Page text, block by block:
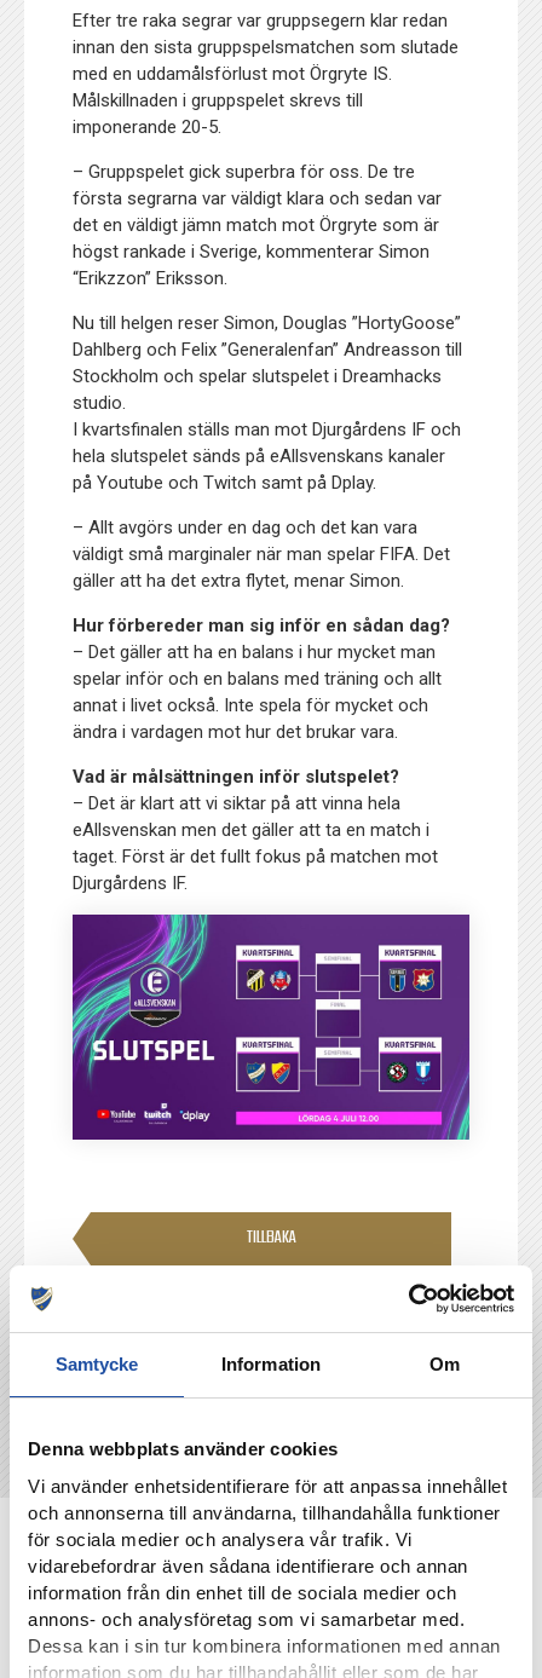
Samtycke Information Om
Denna webbplats använder cookies
Vi använder enhetsidentifierare för att anpassa innehållet
och annonserna till användarna, tillhandahålla funktioner
för sociala medier och analysera vår trafik. Vi
vidarebefordrar även sådana identifierare och annan
information från din enhet till de sociala medier och
annons- och analysföretag som vi samarbetar med.
Dessa kan i sin tur kombinera informationen med annan
information som du har tillhandahållit eller som de har
Efter tre raka segrar var gruppsegern klar redan
innan den sista gruppspelsmatchen som slutade
med en uddamålsförlust mot Örgryte IS.
Målskillnaden i gruppspelet skrevs till
imponerande 20-5.
– Gruppspelet gick superbra för oss. De tre
första segrarna var väldigt klara och sedan var
det en väldigt jämn match mot Örgryte som är
högst rankade i Sverige, kommenterar Simon
“Erikzzon” Eriksson.
Nu till helgen reser Simon, Douglas ”HortyGoose”
Dahlberg och Felix ”Generalenfan” Andreasson till
Stockholm och spelar slutspelet i Dreamhacks
studio.
I kvartsfinalen ställs man mot Djurgårdens IF och
hela slutspelet sänds på eAllsvenskans kanaler
på Youtube och Twitch samt på Dplay.
– Allt avgörs under en dag och det kan vara
väldigt små marginaler när man spelar FIFA. Det
gäller att ha det extra flytet, menar Simon.
Hur förbereder man sig inför en sådan dag?
– Det gäller att ha en balans i hur mycket man
spelar inför och en balans med träning och allt
annat i livet också. Inte spela för mycket och
ändra i vardagen mot hur det brukar vara.
Vad är målsättningen inför slutspelet?
– Det är klart att vi siktar på att vinna hela
eAllsvenskan men det gäller att ta en match i
taget. Först är det fullt fokus på matchen mot
Djurgårdens IF.
TILLBAKA
NYHETER